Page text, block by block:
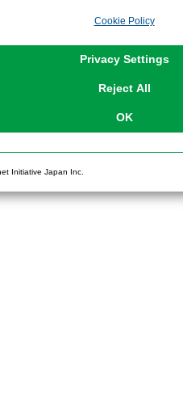
Strictly Necessary Cookies, please
rejection settings at any time via
Cookie Policy
Privacy Settings
Reject All
OK
Initiative Japan Inc.